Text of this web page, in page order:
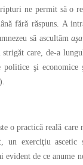
ne permit să o
fără răspuns. A
să ascultăm
strigăt care, de-a
politice şi
o practică reală care
un exerciţiu
de ce anume